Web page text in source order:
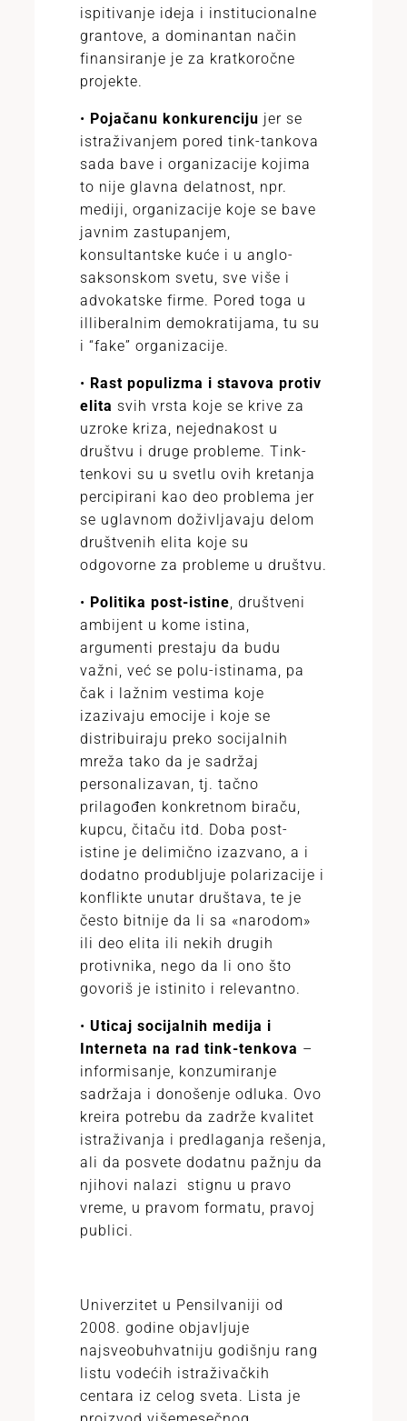
ispitivanje ideja i institucionalne
grantove, a dominantan način
finansiranje je za kratkoročne
projekte.
• Pojačanu konkurenciju jer se
istraživanjem pored tink-tankova
sada bave i organizacije kojima
to nije glavna delatnost, npr.
mediji, organizacije koje se bave
javnim zastupanjem,
konsultantske kuće i u anglo-
saksonskom svetu, sve više i
advokatske firme. Pored toga u
illiberalnim demokratijama, tu su
i “fake” organizacije.
• Rast populizma i stavova protiv
elita svih vrsta koje se krive za
uzroke kriza, nejednakost u
društvu i druge probleme. Tink-
tenkovi su u svetlu ovih kretanja
percipirani kao deo problema jer
se uglavnom doživljavaju delom
društvenih elita koje su
odgovorne za probleme u društvu.
• Politika post-istine, društveni
ambijent u kome istina,
argumenti prestaju da budu
važni, već se polu-istinama, pa
čak i lažnim vestima koje
izazivaju emocije i koje se
distribuiraju preko socijalnih
mreža tako da je sadržaj
personalizavan, tj. tačno
prilagođen konkretnom biraču,
kupcu, čitaču itd. Doba post-
istine je delimično izazvano, a i
dodatno produbljuje polarizacije i
konflikte unutar društava, te je
često bitnije da li sa «narodom»
ili deo elita ili nekih drugih
protivnika, nego da li ono što
govoriš je istinito i relevantno.
• Uticaj socijalnih medija i
Interneta na rad tink-tenkova –
informisanje, konzumiranje
sadržaja i donošenje odluka. Ovo
kreira potrebu da zadrže kvalitet
istraživanja i predlaganja rešenja,
ali da posvete dodatnu pažnju da
njihovi nalazi stignu u pravo
vreme, u pravom formatu, pravoj
publici.
Univerzitet u Pensilvaniji od
2008. godine objavljuje
najsveobuhvatniju godišnju rang
listu vodećih istraživačkih
centara iz celog sveta. Lista je